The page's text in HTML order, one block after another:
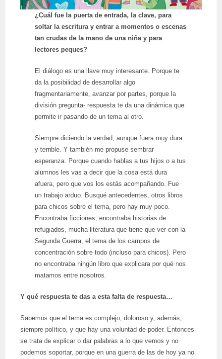
¿Cuál fue la puerta de entrada, la clave, para
soltar la escritura y entrar a momentos o escenas
tan crudas de la mano de una niña y para
lectores peques?
El diálogo es una llave muy interesante. Porque te
da la posibilidad de desarrollar algo
fragmentariamente, avanzar por partes, porque la
división pregunta- respuesta te da una dinámica que
permite ir pasando de un tema al otro.
Siempre diciendo la verdad, aunque fuera muy dura
y terrible. Y también me propuse sembrar
esperanza. Porque cuando hablas a tus hijos o a tus
alumnos les vas a decir que la cosa está dura
afuera, pero que vos los estás acompañando. Fue
un trabajo arduo. Busqué antecedentes, otros libros
para chicos sobre el tema, pero hay muy poco.
Encontraba ficciones, encontraba historias de
refugiados, mucha literatura que tiene que ver con la
Segunda Guerra, el tema de los campos de
concentración sobre todo (incluso para chicos). Pero
no encontraba ningún libro que explicara por qué nos
matamos entre nosotros.
Y qué respuesta te das a esta falta de respuesta…
Sabemos que el tema es complejo, doloroso y, además,
siempre político, y que hay una voluntad de poder. Entonces
se trata de explicar o dar palabras a lo que vemos y no
podemos soportar, porque en una guerra de las de hoy ya no